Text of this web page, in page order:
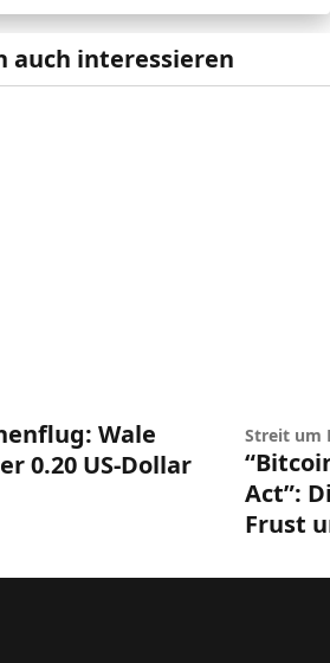
auch interessieren
Wale
0.20 US-Dollar
Streit um
Act”:
Frust